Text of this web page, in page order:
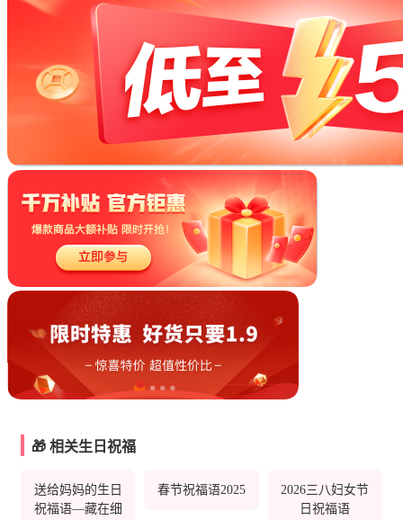
🎁 相关生日祝福
送给妈妈的生日
祝福语—藏在细
春节祝福语2025
2026三八妇女节
日祝福语